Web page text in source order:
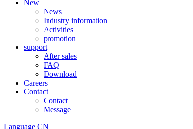
New
News
Industry information
Activities
promotion
support
After sales
FAQ
Download
Careers
Contact
Contact
Message
Language CN